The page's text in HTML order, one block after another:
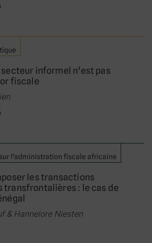
informel n’est pas
fiscale
l'administration fiscale africaine
les transactions
transfrontalières : le cas de
& Hannelore Niesten